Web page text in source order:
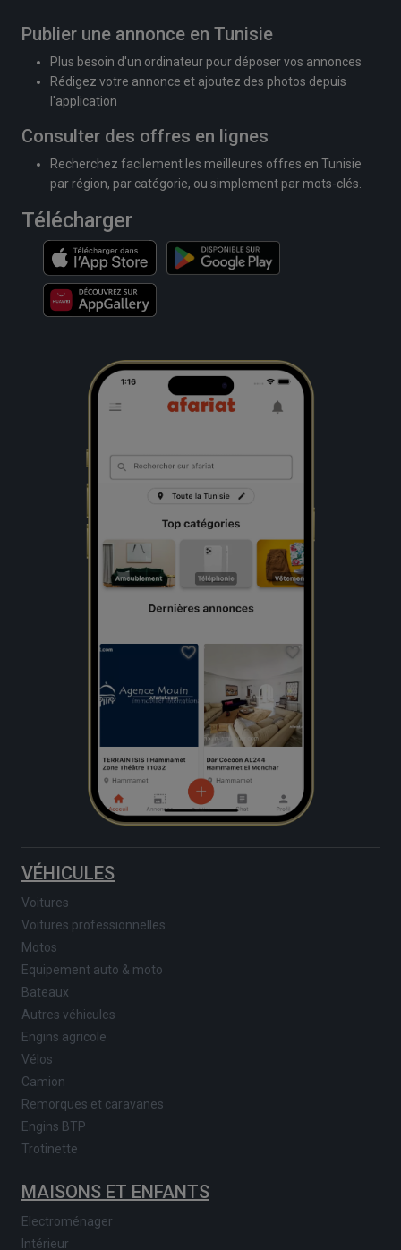
Publier une annonce en Tunisie
Plus besoin d'un ordinateur pour déposer vos annonces
Rédigez votre annonce et ajoutez des photos depuis
l'application
Consulter des offres en lignes
Recherchez facilement les meilleures offres en Tunisie
par région, par catégorie, ou simplement par mots-clés.
Télécharger
VÉHICULES
Voitures
Voitures professionnelles
Motos
Equipement auto & moto
Bateaux
Autres véhicules
Engins agricole
Vélos
Camion
Remorques et caravanes
Engins BTP
Trotinette
MAISONS ET ENFANTS
Electroménager
Intérieur